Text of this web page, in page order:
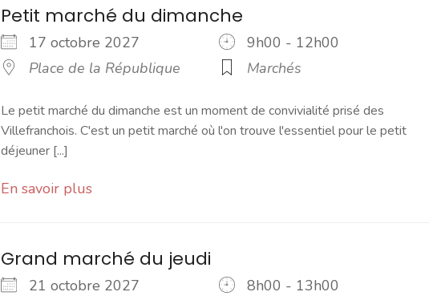
Petit marché du dimanche
17 octobre 2027
9h00 - 12h00
Place de la République
Marchés
Le petit marché du dimanche est un moment de convivialité prisé des
Villefranchois. C'est un petit marché où l'on trouve l'essentiel pour le petit
déjeuner [...]
En savoir plus
Grand marché du jeudi
21 octobre 2027
8h00 - 13h00